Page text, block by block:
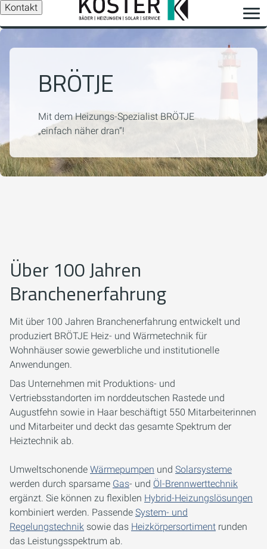
Kontakt
BRÖTJE
Mit dem Heizungs-Spezialist BRÖTJE
„einfach näher dran“!
Über 100 Jahren
Branchenerfahrung
Mit über 100 Jahren Branchenerfahrung entwickelt und
produziert BRÖTJE Heiz- und Wärmetechnik für
Wohnhäuser sowie gewerbliche und institutionelle
Anwendungen.
Das Unternehmen mit Produktions- und
Vertriebsstandorten im norddeutschen Rastede und
Augustfehn sowie in Haar beschäftigt 550 Mitarbeiterinnen
und Mitarbeiter und deckt das gesamte Spektrum der
Heiztechnik ab.
Umweltschonende Wärmepumpen und Solarsysteme
werden durch sparsame Gas- und Öl-Brennwerttechnik
ergänzt. Sie können zu flexiblen Hybrid-Heizungslösungen
kombiniert werden. Passende System- und
Regelungstechnik sowie das Heizkörpersortiment runden
das Leistungsspektrum ab.